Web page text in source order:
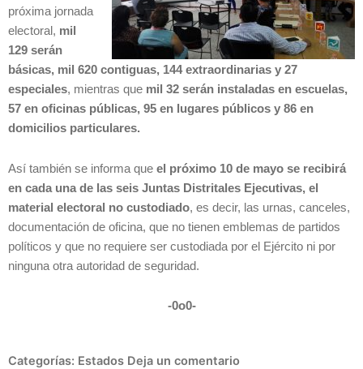
próxima jornada
electoral, mil
129 serán
básicas, mil 620 contiguas, 144 extraordinarias y 27
especiales, mientras que mil 32 serán instaladas en escuelas,
57 en oficinas públicas, 95 en lugares públicos y 86 en
domicilios particulares.
Así también se informa que el próximo 10 de mayo se recibirá
en cada una de las seis Juntas Distritales Ejecutivas, el
material electoral no custodiado, es decir, las urnas, canceles,
documentación de oficina, que no tienen emblemas de partidos
políticos y que no requiere ser custodiada por el Ejército ni por
ninguna otra autoridad de seguridad.
-0o0-
Categorías: Estados Deja un comentario